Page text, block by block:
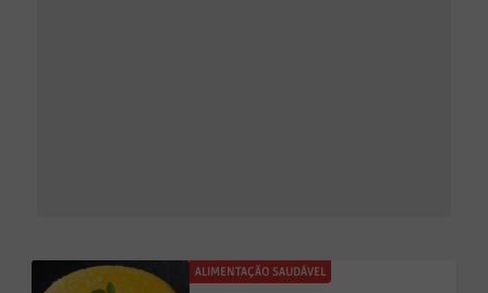
ALIMENTAÇÃO SAUDÁVEL